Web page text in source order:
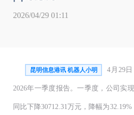
2026/04/29 01:11
昆明信息港讯 机器人小明 4月29
2026年一季度报告。一季度，公司实
同比下降30712.31万元，降幅为